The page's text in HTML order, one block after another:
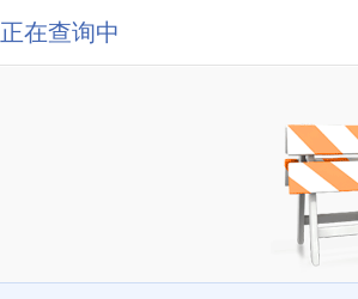
正在查询中